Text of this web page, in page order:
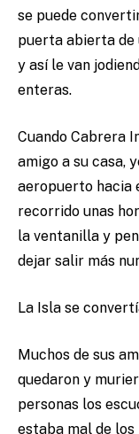
se puede
puerta abierta de
y así le van
enteras.
Cuando Cabrera
amigo a su casa,
aeropuerto hacia
recorrido unas
la ventanilla y
dejar salir más
La Isla se
Muchos de sus
quedaron y
personas los
estaba mal de los